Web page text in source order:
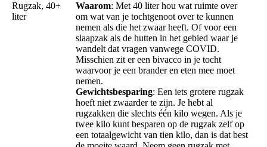
Rugzak, 40+
liter
Waarom: Met 40 liter hou wat ruimte over
om wat van je tochtgenoot over te kunnen
nemen als die het zwaar heeft. Of voor een
slaapzak als de hutten in het gebied waar je
wandelt dat vragen vanwege COVID.
Misschien zit er een bivacco in je tocht
waarvoor je een brander en eten mee moet
nemen.
Gewichtsbesparing: Een iets grotere rugzak
hoeft niet zwaarder te zijn. Je hebt al
rugzakken die slechts één kilo wegen. Als je
twee kilo kunt besparen op de rugzak zelf op
een totaalgewicht van tien kilo, dan is dat best